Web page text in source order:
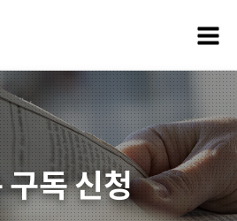
구독 신청